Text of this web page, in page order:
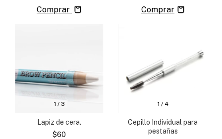
Comprar
1 / 3
Lapiz de cera.
$60
1 / 4
Cepillo Individual para
pestañas